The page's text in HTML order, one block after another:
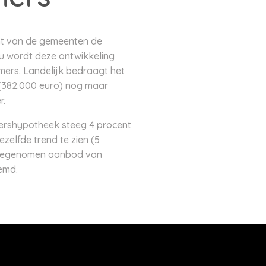
van de gemeenten de
wordt deze ontwikkeling
Landelijk bedraagt het
euro) nog maar
steeg 4 procent
trend te zien (5
aanbod van